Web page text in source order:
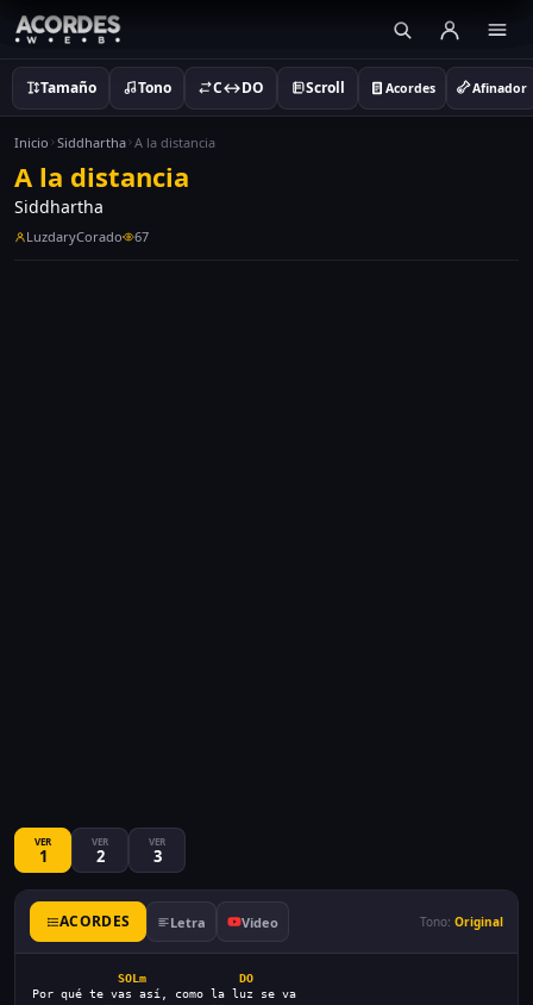
Tamaño Tono C↔DO Scroll Acordes Afinador
Inicio Siddhartha A la distancia
A la distancia
Siddhartha
LuzdaryCorado 67
VER
1
VER
2
VER
3
ACORDES Letra Video Tono: Original
SOLm
DO
Por qué te vas así, como la luz se va